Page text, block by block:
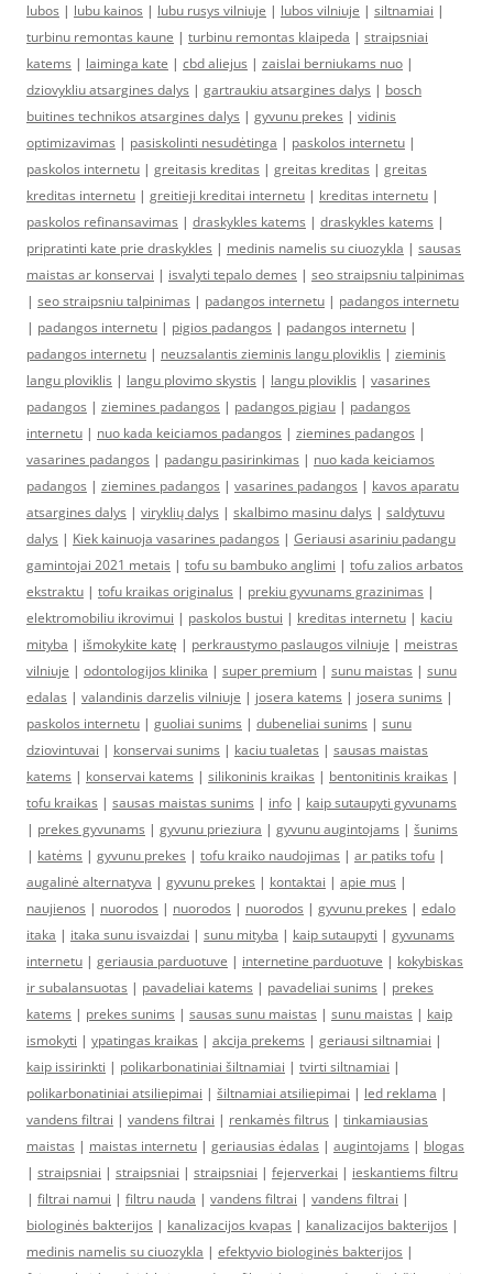
lubos | lubu kainos | lubu rusys vilniuje | lubos vilniuje | siltnamiai |
turbinu remontas kaune | turbinu remontas klaipeda | straipsniai
katems | laiminga kate | cbd aliejus | zaislai berniukams nuo |
dziovykliu atsargines dalys | gartraukiu atsargines dalys | bosch
buitines technikos atsargines dalys | gyvunu prekes | vidinis
optimizavimas | pasiskolinti nesudėtinga | paskolos internetu |
paskolos internetu | greitasis kreditas | greitas kreditas | greitas
kreditas internetu | greitieji kreditai internetu | kreditas internetu |
paskolos refinansavimas | draskykles katems | draskykles katems |
pripratinti kate prie draskykles | medinis namelis su ciuozykla | sausas
maistas ar konservai | isvalyti tepalo demes | seo straipsniu talpinimas
| seo straipsniu talpinimas | padangos internetu | padangos internetu
| padangos internetu | pigios padangos | padangos internetu |
padangos internetu | neuzsalantis zieminis langu ploviklis | zieminis
langu ploviklis | langu plovimo skystis | langu ploviklis | vasarines
padangos | ziemines padangos | padangos pigiau | padangos
internetu | nuo kada keiciamos padangos | ziemines padangos |
vasarines padangos | padangu pasirinkimas | nuo kada keiciamos
padangos | ziemines padangos | vasarines padangos | kavos aparatu
atsargines dalys | viryklių dalys | skalbimo masinu dalys | saldytuvu
dalys | Kiek kainuoja vasarines padangos | Geriausi asariniu padangu
gamintojai 2021 metais | tofu su bambuko anglimi | tofu zalios arbatos
ekstraktu | tofu kraikas originalus | prekiu gyvunams grazinimas |
elektromobiliu ikrovimui | paskolos bustui | kreditas internetu | kaciu
mityba | išmokykite katę | perkraustymo paslaugos vilniuje | meistras
vilniuje | odontologijos klinika | super premium | sunu maistas | sunu
edalas | valandinis darzelis vilniuje | josera katems | josera sunims |
paskolos internetu | guoliai sunims | dubeneliai sunims | sunu
dziovintuvai | konservai sunims | kaciu tualetas | sausas maistas
katems | konservai katems | silikoninis kraikas | bentonitinis kraikas |
tofu kraikas | sausas maistas sunims | info | kaip sutaupyti gyvunams
| prekes gyvunams | gyvunu prieziura | gyvunu augintojams | šunims
| katėms | gyvunu prekes | tofu kraiko naudojimas | ar patiks tofu |
augalinė alternatyva | gyvunu prekes | kontaktai | apie mus |
naujienos | nuorodos | nuorodos | nuorodos | gyvunu prekes | edalo
itaka | itaka sunu isvaizdai | sunu mityba | kaip sutaupyti | gyvunams
internetu | geriausia parduotuve | internetine parduotuve | kokybiskas
ir subalansuotas | pavadeliai katems | pavadeliai sunims | prekes
katems | prekes sunims | sausas sunu maistas | sunu maistas | kaip
ismokyti | ypatingas kraikas | akcija prekems | geriausi siltnamiai |
kaip issirinkti | polikarbonatiniai šiltnamiai | tvirti siltnamiai |
polikarbonatiniai atsiliepimai | šiltnamiai atsiliepimai | led reklama |
vandens filtrai | vandens filtrai | renkamės filtrus | tinkamiausias
maistas | maistas internetu | geriausias ėdalas | augintojams | blogas
| straipsniai | straipsniai | straipsniai | fejerverkai | ieskantiems filtru
| filtrai namui | filtru nauda | vandens filtrai | vandens filtrai |
biologinės bakterijos | kanalizacijos kvapas | kanalizacijos bakterijos |
medinis namelis su ciuozykla | efektyvio biologinės bakterijos |